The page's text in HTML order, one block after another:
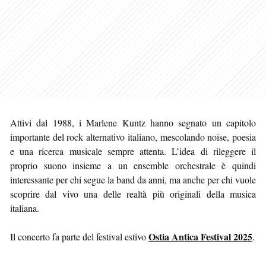
Attivi dal 1988, i Marlene Kuntz hanno segnato un capitolo
importante del rock alternativo italiano, mescolando noise, poesia
e una ricerca musicale sempre attenta. L’idea di rileggere il
proprio suono insieme a un ensemble orchestrale è quindi
interessante per chi segue la band da anni, ma anche per chi vuole
scoprire dal vivo una delle realtà più originali della musica
italiana.
Il concerto fa parte del festival estivoOstia Antica Festival 2025.